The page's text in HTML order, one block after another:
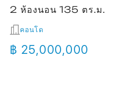
2 ห้องนอน 135 ตร.ม.
คอนโด
฿ 25,000,000